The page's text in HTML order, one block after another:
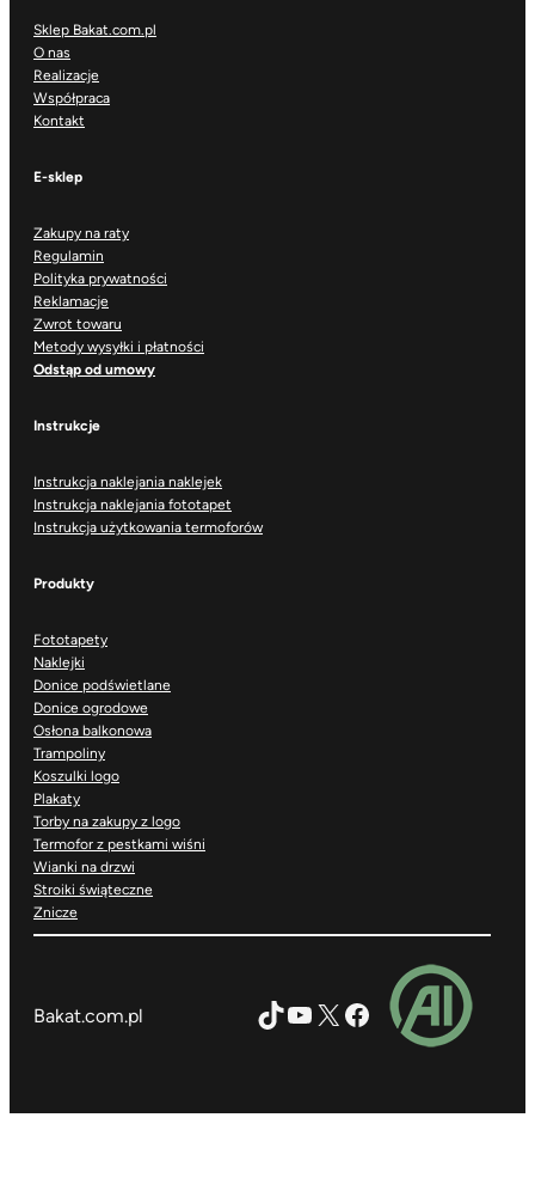
Sklep Bakat.com.pl
O nas
Realizacje
Współpraca
Kontakt
E-sklep
Zakupy na raty
Regulamin
Polityka prywatności
Reklamacje
Zwrot towaru
Metody wysyłki i płatności
Odstąp od umowy
Instrukcje
Instrukcja naklejania naklejek
Instrukcja naklejania fototapet
Instrukcja użytkowania termoforów
Produkty
Fototapety
Naklejki
Donice podświetlane
Donice ogrodowe
Osłona balkonowa
Trampoliny
Koszulki logo
Plakaty
Torby na zakupy z logo
Termofor z pestkami wiśni
Wianki na drzwi
Stroiki świąteczne
Znicze
Bakat.com.pl TikTok
YouTube
X Facebook